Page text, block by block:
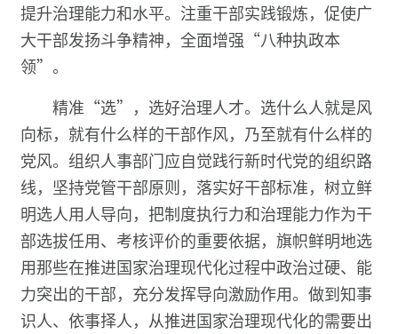
提升治理能力和水平。注重干部实践锻炼，促使广
大干部发扬斗争精神，全面增强“八种执政本
领”。
精准“选”，选好治理人才。选什么人就是风
向标，就有什么样的干部作风，乃至就有什么样的
党风。组织人事部门应自觉践行新时代党的组织路
线，坚持党管干部原则，落实好干部标准，树立鲜
明选人用人导向，把制度执行力和治理能力作为干
部选拔任用、考核评价的重要依据，旗帜鲜明地选
用那些在推进国家治理现代化过程中政治过硬、能
力突出的干部，充分发挥导向激励作用。做到知事
识人、依事择人，从推进国家治理现代化的需要出